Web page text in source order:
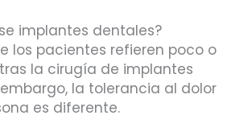
implantes dentales?
los pacientes refieren poco o
la cirugía de implantes
la tolerancia al dolor
es diferente.